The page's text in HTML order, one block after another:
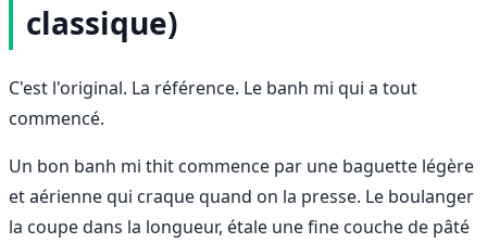
classique)
C'est l'original. La référence. Le banh mi qui a tout
commencé.
Un bon banh mi thit commence par une baguette légère
et aérienne qui craque quand on la presse. Le boulanger
la coupe dans la longueur, étale une fine couche de pâté